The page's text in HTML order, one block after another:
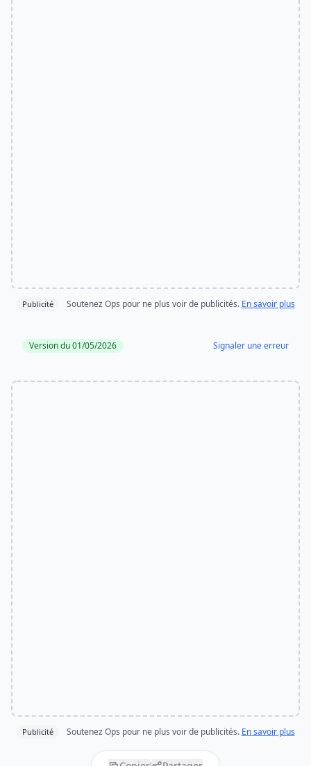
Publicité Soutenez Ops pour ne plus voir de publicités. En savoir plus
Version du 01/05/2026 Signaler une erreur
Publicité Soutenez Ops pour ne plus voir de publicités. En savoir plus